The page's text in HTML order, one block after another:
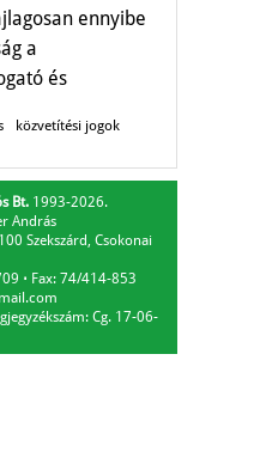
ennyibe
a
és
közvetítési jogok
Bt. 1993-2026.
András
Szekszárd, Csokonai
⋅ Fax: 74/414-853
Cg. 17-06-